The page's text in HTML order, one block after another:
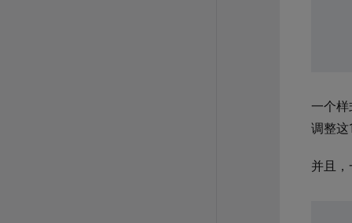
一个样
调整这
并且